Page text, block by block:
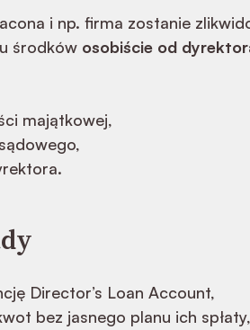
i np. firma zostanie
środków osobiście od
majątkowej,
Director’s Loan Account,
bez jasnego planu ich spłaty,